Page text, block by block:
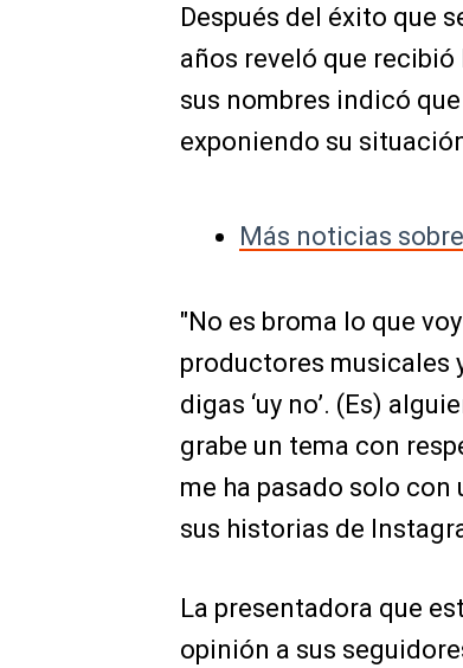
Después del éxito que
años reveló que
sus nombres indicó
exponiendo su
Más noticias
"No es broma lo que
productores musicales
digas ‘uy no’. (Es)
grabe un tema con
me ha pasado solo
sus historias de
La presentadora que
opinión a sus